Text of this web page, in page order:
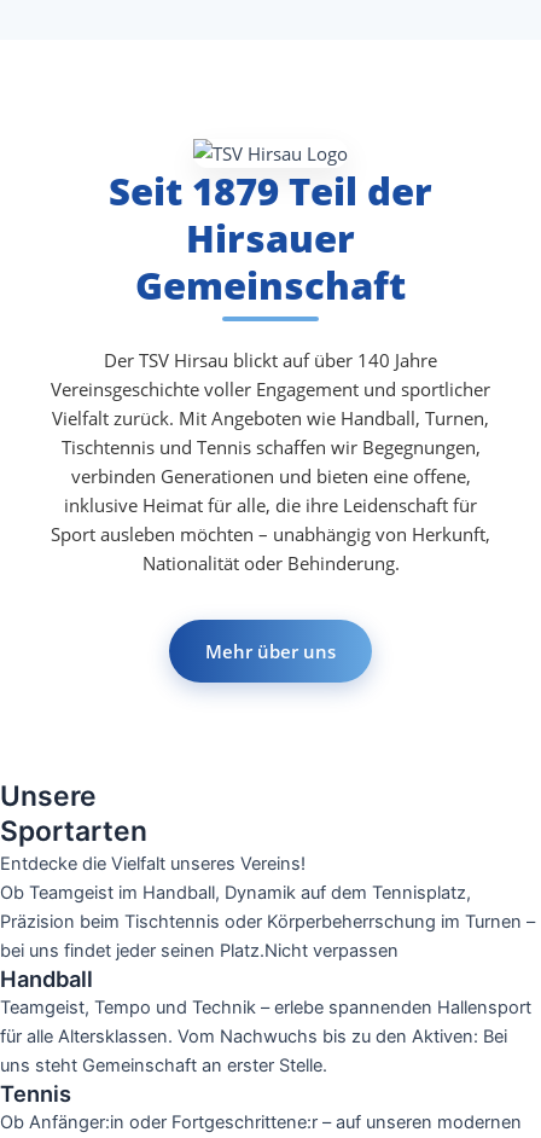
Seit 1879 Teil der
Hirsauer
Gemeinschaft
Der TSV Hirsau blickt auf über 140 Jahre
Vereinsgeschichte voller Engagement und sportlicher
Vielfalt zurück. Mit Angeboten wie Handball, Turnen,
Tischtennis und Tennis schaffen wir Begegnungen,
verbinden Generationen und bieten eine offene,
inklusive Heimat für alle, die ihre Leidenschaft für
Sport ausleben möchten – unabhängig von Herkunft,
Nationalität oder Behinderung.
Mehr über uns
Unsere
Sportarten
Entdecke die Vielfalt unseres Vereins!
Ob Teamgeist im Handball, Dynamik auf dem Tennisplatz,
Präzision beim Tischtennis oder Körperbeherrschung im Turnen –
bei uns findet jeder seinen Platz.Nicht verpassen
Handball
Teamgeist, Tempo und Technik – erlebe spannenden Hallensport
für alle Altersklassen. Vom Nachwuchs bis zu den Aktiven: Bei
uns steht Gemeinschaft an erster Stelle.
Tennis
Ob Anfänger:in oder Fortgeschrittene:r – auf unseren modernen